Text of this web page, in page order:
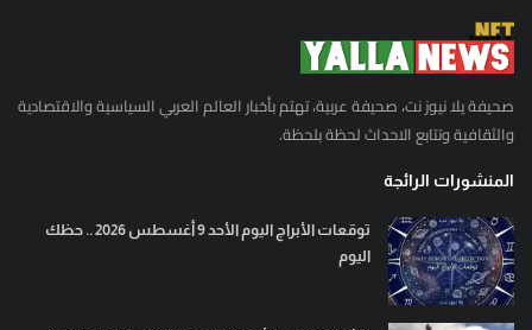
صحيفة يلا نيوز نت، صحيفة عربية، تهتم بأخبار العالم العربي السياسية والاقتصادية
والثقافية وتتابع الاحداث لحظة بلحظة.
المنشورات الرائجة
توقعات الأبراج اليوم الأحد 9 أغسطس 2026 .. حظك
اليوم